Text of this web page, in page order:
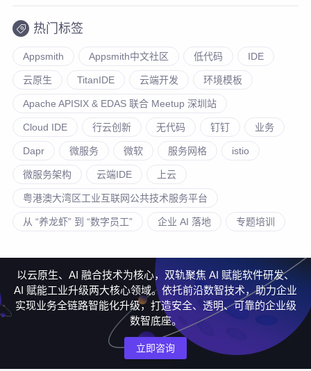
热门标签
Appsmith Appsmith中文社区 低代码 IDE
云原生 TitanIDE 云端开发 环境模板
Apache APISIX & EDAS 联合 Meetup 深圳站
Cloud IDE 行云创新 无代码 钉钉 业务
Dapr 微服务 微软 服务网格 istio
微服务架构 云端IDE 上云
粤港澳大湾区工业互联网公共技术服务平台
从 “养龙虾” 到 “数字员工” 企业 AI 落地 专题培训
以云原生、AI 融合技术为核心，双轨聚焦 AI 赋能软件研发、
AI 赋能工业升级两大核心领域。依托前沿数智技术，助力企业
实现业务全链路智能化升级，打造安全、透明、可靠的企业级
数智底座。
立即咨询